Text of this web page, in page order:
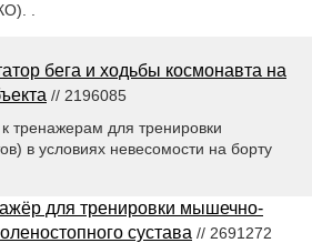
.
бега и ходьбы космонавта на
// 2196085
тренажерам для тренировки
в условиях невесомости на борту
для тренировки мышечно-
сустава // 2691272